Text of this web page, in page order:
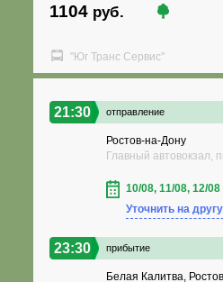
1104 руб.
"Юг Транс Сервис"
21:30 отправление
Ростов-на-Дону
Главный автовокзал,
10/08, 11/08, 12/08
Уточнить на
23:30 прибытие
Белая Калитва,